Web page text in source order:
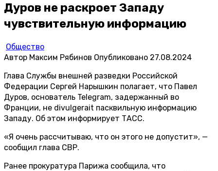
Дуров не раскроет Западу
чувствительную информацию
Общество
Автор Максим Рябинов Опубликовано 27.08.2024
Глава Службы внешней разведки Российской
Федерации Сергей Нарышкин полагает, что Павел
Дуров, основатель Telegram, задержанный во
Франции, не divulgerait пасквильную информацию
Западу. Об этом информирует ТАСС.
«Я очень рассчитываю, что он этого не допустит», —
сообщил глава СВР.
Ранее прокуратура Парижа сообщила, что